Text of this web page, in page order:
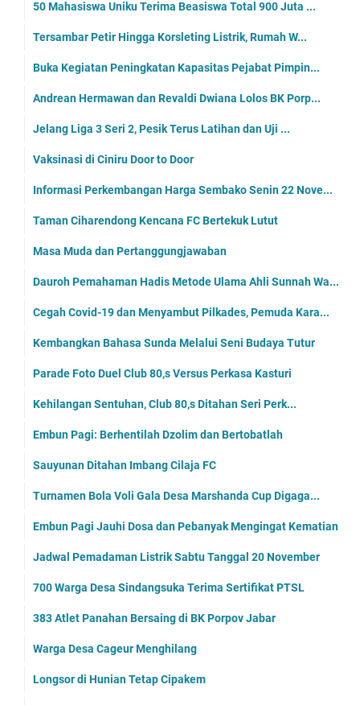
50 Mahasiswa Uniku Terima Beasiswa Total 900 Juta ...
Tersambar Petir Hingga Korsleting Listrik, Rumah W...
Buka Kegiatan Peningkatan Kapasitas Pejabat Pimpin...
Andrean Hermawan dan Revaldi Dwiana Lolos BK Porp...
Jelang Liga 3 Seri 2, Pesik Terus Latihan dan Uji ...
Vaksinasi di Ciniru Door to Door
Informasi Perkembangan Harga Sembako Senin 22 Nove...
Taman Ciharendong Kencana FC Bertekuk Lutut
Masa Muda dan Pertanggungjawaban
Dauroh Pemahaman Hadis Metode Ulama Ahli Sunnah Wa...
Cegah Covid-19 dan Menyambut Pilkades, Pemuda Kara...
Kembangkan Bahasa Sunda Melalui Seni Budaya Tutur
Parade Foto Duel Club 80,s Versus Perkasa Kasturi
Kehilangan Sentuhan, Club 80,s Ditahan Seri Perk...
Embun Pagi: Berhentilah Dzolim dan Bertobatlah
Sauyunan Ditahan Imbang Cilaja FC
Turnamen Bola Voli Gala Desa Marshanda Cup Digaga...
Embun Pagi Jauhi Dosa dan Pebanyak Mengingat Kematian
Jadwal Pemadaman Listrik Sabtu Tanggal 20 November
700 Warga Desa Sindangsuka Terima Sertifikat PTSL
383 Atlet Panahan Bersaing di BK Porpov Jabar
Warga Desa Cageur Menghilang
Longsor di Hunian Tetap Cipakem